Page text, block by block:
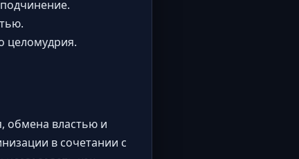
целомудрия.
обмена властью и
в сочетании с